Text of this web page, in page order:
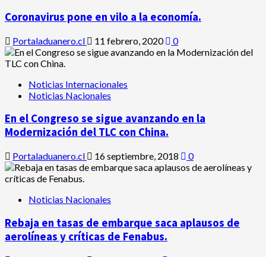
Coronavirus pone en vilo a la economía.
Portaladuanero.cl 11 febrero, 2020 0
Noticias Internacionales
Noticias Nacionales
En el Congreso se sigue avanzando en la
Modernización del TLC con China.
Portaladuanero.cl 16 septiembre, 2018 0
Noticias Nacionales
Rebaja en tasas de embarque saca aplausos de
aerolíneas y críticas de Fenabus.